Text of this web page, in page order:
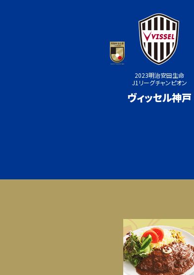
2023明治安田生命
J1リーグチャンピオン
ヴィッセル神戸